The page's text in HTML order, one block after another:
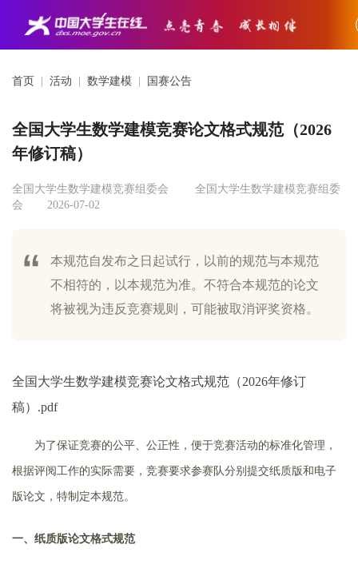
首页 活动 数学建模 国赛公告
全国大学生数学建模竞赛论文格式规范（2026
年修订稿）
全国大学生数学建模竞赛组委会
全国大学生数学建模竞赛组委
会
2026-07-02
本规范自发布之日起试行，以前的规范与本规范
不相符的，以本规范为准。不符合本规范的论文
将被视为违反竞赛规则，可能被取消评奖资格。
全国大学生数学建模竞赛论文格式规范（2026年修订
稿）.pdf
为了保证竞赛的公平、公正性，便于竞赛活动的标准化管理，
根据评阅工作的实际需要，竞赛要求参赛队分别提交纸质版和电子
版论文，特制定本规范。
一、 纸质版论文格式规范